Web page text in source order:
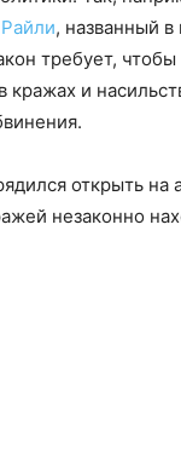
, названный в
требует,
кражах и
открыть на
незаконно